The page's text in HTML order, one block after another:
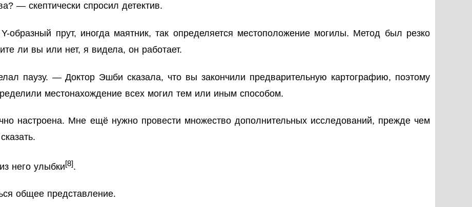
— скептически спросил детектив.
образный прут, иногда маятник, так определяется местоположение могилы. Метод был резко
ли вы или нет, я видела, он работает.
паузу. — Доктор Эшби сказала, что вы закончили предварительную картографию, поэтому
местонахождение всех могил тем или иным способом.
настроена. Мне ещё нужно провести множество дополнительных исследований, прежде чем
него улыбки[8].
общее представление.